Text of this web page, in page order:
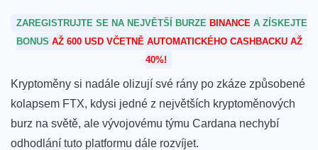
ZAREGISTRUJTE SE NA NEJVĚTŠÍ BURZE BINANCE A ZÍSKEJTE
BONUS AŽ 600 USD VČETNĚ AUTOMATICKÉHO CASHBACKU AŽ
40%!
Kryptoměny si nadále olizují své rány po zkáze způsobené
kolapsem FTX, kdysi jedné z největších kryptoměnových
burz na světě, ale vývojovému týmu Cardana nechybí
odhodlání tuto platformu dále rozvíjet.